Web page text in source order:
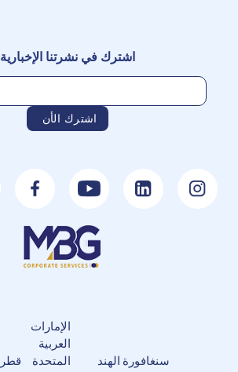
اشترك في نشرتنا الإخبارية
سنغافورة الهند
الإمارات
العربية
المتحدة
قطر